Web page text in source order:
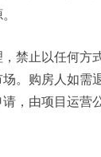
禁止以任何方
。购房人如需
，由项目运营